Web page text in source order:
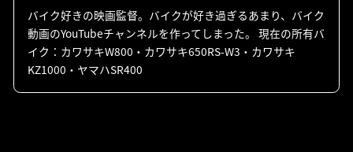
バイク好きの映画監督。バイクが好き過ぎるあまり、バイク
動画のYouTubeチャンネルを作ってしまった。 現在の所有バ
イク：カワサキW800・カワサキ650RS-W3・カワサキ
KZ1000・ヤマハSR400